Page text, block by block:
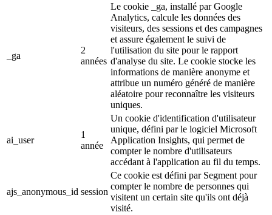
_ga
2
années
Le cookie _ga, installé par Google
Analytics, calcule les données des
visiteurs, des sessions et des campagnes
et assure également le suivi de
l'utilisation du site pour le rapport
d'analyse du site. Le cookie stocke les
informations de manière anonyme et
attribue un numéro généré de manière
aléatoire pour reconnaître les visiteurs
uniques.
ai_user
1
année
Un cookie d'identification d'utilisateur
unique, défini par le logiciel Microsoft
Application Insights, qui permet de
compter le nombre d'utilisateurs
accédant à l'application au fil du temps.
ajs_anonymous_id session
Ce cookie est défini par Segment pour
compter le nombre de personnes qui
visitent un certain site qu'ils ont déjà
visité.